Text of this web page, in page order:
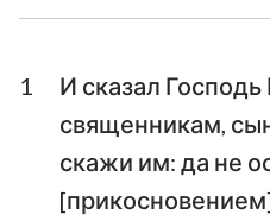
Есфирь
Псалтирь
Екклесиаст
1
И сказал
священникам,
скажи им: да не